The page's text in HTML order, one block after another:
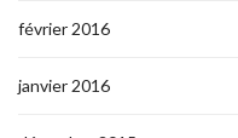
février 2016
janvier 2016